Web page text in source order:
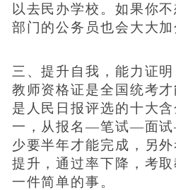
以去民办学校。如果你
部门的公务员也会大大加
三、提升自我，能力证明
教师资格证是全国统考
是人民日报评选的十大
一，从报名—笔试—面
少要半年才能完成，另
提升，通过率下降，考
一件简单的事。